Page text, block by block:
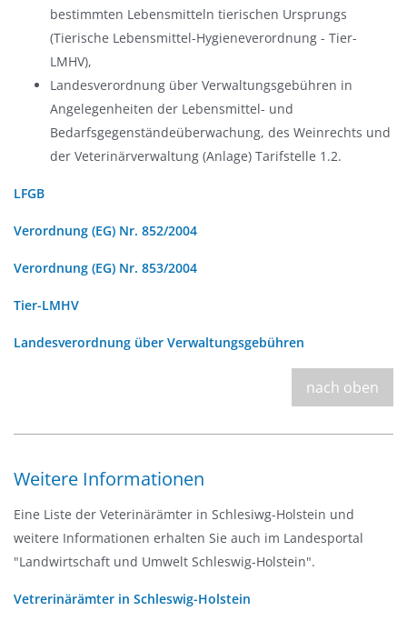
bestimmten Lebensmitteln tierischen Ursprungs
(Tierische Lebensmittel-Hygieneverordnung - Tier-
LMHV),
Landesverordnung über Verwaltungsgebühren in
Angelegenheiten der Lebensmittel- und
Bedarfsgegenständeüberwachung, des Weinrechts und
der Veterinärverwaltung (Anlage) Tarifstelle 1.2.
LFGB
Verordnung (EG) Nr. 852/2004
Verordnung (EG) Nr. 853/2004
Tier-LMHV
Landesverordnung über Verwaltungsgebühren
nach oben
Weitere Informationen
Eine Liste der Veterinärämter in Schlesiwg-Holstein und
weitere Informationen erhalten Sie auch im Landesportal
"Landwirtschaft und Umwelt Schleswig-Holstein".
Vetrerinärämter in Schleswig-Holstein